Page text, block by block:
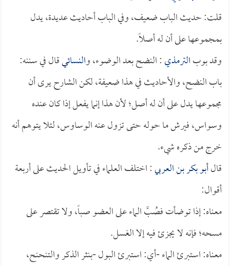
قلت: حديث الباب ضعيف، وفي الباب أحاديث عديدة، يدل
بمجموعها على أن له أصلاً.
وقد بوبالترمذي: النضح بعد الوضوء، والنسائيقال في سننه:
باب النضح، والأحاديث في هذا ضعيفة، لكن الشارح يرى أن
مجموعها يدل على أن له أصل؛ لأن هذا إنما يفعل إذا كان عنده
وسواس، فيرش ما حوله حتى تزول عنه الوساوس، لئلا يتوهم أنه
خرج من ذكره شيء.
قالأبو بكر بن العربي: اختلف العلماء في تأويل الحديث على أربعة
أقوال:
معناه: إذا توضأت فصُبَّ الماء على العضو صباً، ولا تقتصر على
مسحه؛ فإنه لا يجزئ فيه إلا الغسل.
معناه: استبرئ الماء -أي: استبرئ البول -بنثر الذكر والتنحنح،